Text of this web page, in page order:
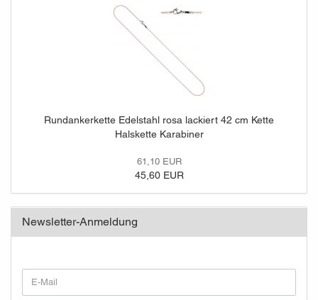
Rundankerkette Edelstahl rosa lackiert 42 cm Kette
Halskette Karabiner
61,10 EUR
45,60 EUR
Newsletter-Anmeldung
ZUR
E-
Mail